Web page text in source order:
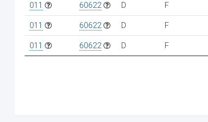
011 60622 D F
011 60622 D F
011 60622 D F